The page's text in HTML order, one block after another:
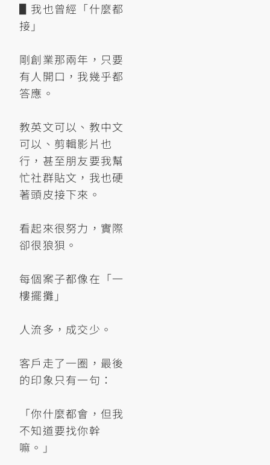
▋我也曾經「什麼都
接」
剛創業那兩年，只要
有人開口，我幾乎都
答應。
教英文可以、教中文
可以、剪輯影片也
行，甚至朋友要我幫
忙社群貼文，我也硬
著頭皮接下來。
看起來很努力，實際
卻很狼狽。
每個案子都像在「一
樓擺攤」
人流多，成交少。
客戶走了一圈，最後
的印象只有一句：
「你什麼都會，但我
不知道要找你幹
嘛。」